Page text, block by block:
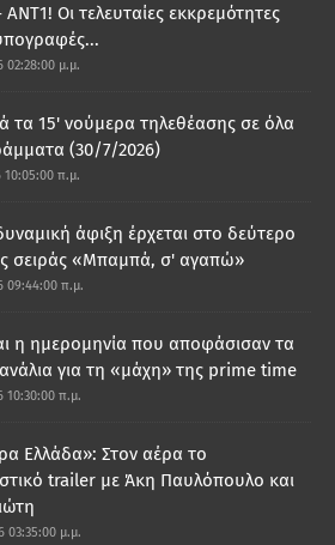
Οι τελευταίες εκκρεμότητες
02:28:00 μ.μ.
τα 15' νούμερα τηλεθέασης σε όλα
(30/7/2026)
10:05:00 π.μ.
άφιξη έρχεται στο δεύτερο
σειράς «Μπαμπά, σ' αγαπώ»
09:44:00 π.μ.
η ημερομηνία που αποφάσισαν τα
για τη «μάχη» της prime time
10:30:00 π.μ.
Ελλάδα»: Στον αέρα το
trailer με Άκη Παυλόπουλο και
03:35:00 μ.μ.